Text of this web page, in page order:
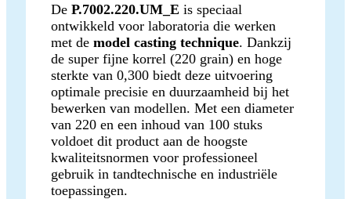
De P.7002.220.UM_E is speciaal
ontwikkeld voor laboratoria die werken
met de model casting technique. Dankzij
de super fijne korrel (220 grain) en hoge
sterkte van 0,300 biedt deze uitvoering
optimale precisie en duurzaamheid bij het
bewerken van modellen. Met een diameter
van 220 en een inhoud van 100 stuks
voldoet dit product aan de hoogste
kwaliteitsnormen voor professioneel
gebruik in tandtechnische en industriële
toepassingen.